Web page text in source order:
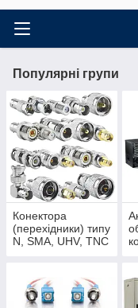
Популярні групи
Конектора
(перехідники) типу
N, SMA, UHV, TNC